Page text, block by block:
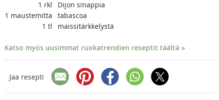
1 rkl
Dijon sinappia
1 maustemitta
tabascoa
1 tl maissitärkkelystä
Katso myös uusimmat ruokatrendien reseptit täältä »
Jaa resepti